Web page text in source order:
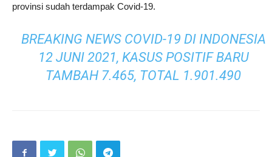
provinsi sudah terdampak Covid-19.
BREAKING NEWS COVID-19 DI INDONESIA
12 JUNI 2021, KASUS POSITIF BARU
TAMBAH 7.465, TOTAL 1.901.490